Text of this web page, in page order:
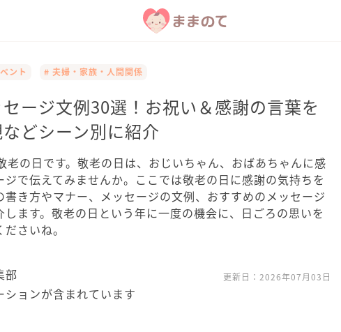
ント # 夫婦・家族・人間関係
ージ文例30選！お祝い＆感謝の言葉を
どシーン別に紹介
老の日です。敬老の日は、おじいちゃん、おばあちゃんに感
で伝えてみませんか。ここでは敬老の日に感謝の気持ちを
き方やマナー、メッセージの文例、おすすめのメッセージ
します。敬老の日という年に一度の機会に、日ごろの思いを
さいね。
部 更新日： 2026年07月03日
ョンが含まれています